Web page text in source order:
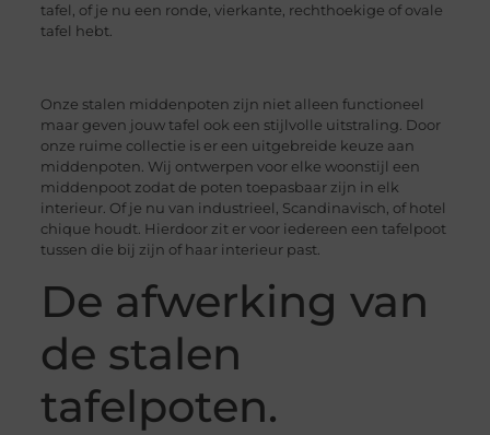
tafel, of je nu een ronde, vierkante, rechthoekige of ovale
tafel hebt.
Onze stalen middenpoten zijn niet alleen functioneel
maar geven jouw tafel ook een stijlvolle uitstraling. Door
onze ruime collectie is er een uitgebreide keuze aan
middenpoten. Wij ontwerpen voor elke woonstijl een
middenpoot zodat de poten toepasbaar zijn in elk
interieur. Of je nu van industrieel, Scandinavisch, of hotel
chique houdt. Hierdoor zit er voor iedereen een tafelpoot
tussen die bij zijn of haar interieur past.
De afwerking van
de stalen
tafelpoten.